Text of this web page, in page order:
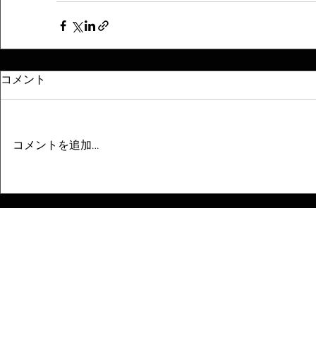
コメント
コメントを追加…